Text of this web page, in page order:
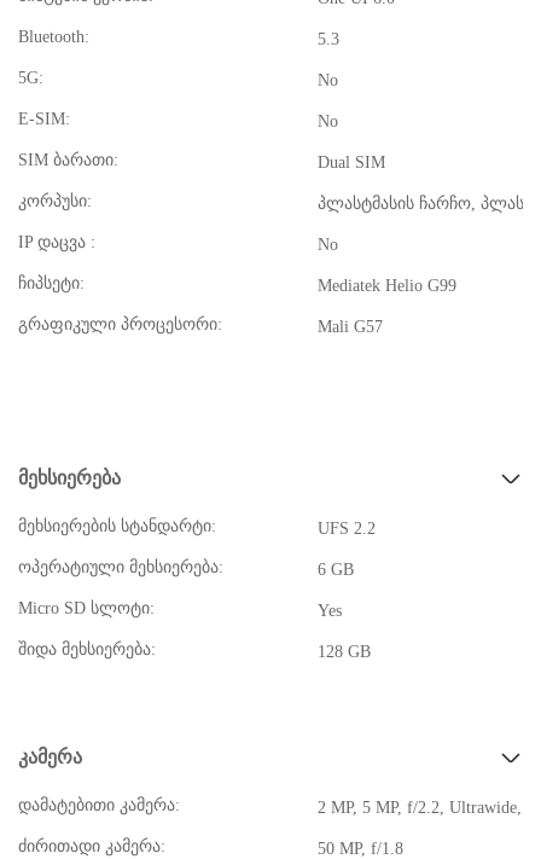
Bluetooth: 5.3
5G: No
E-SIM: No
SIM ბარათი: Dual SIM
კორპუსი: პლასტმასის ჩარჩო,
IP დაცვა : No
ჩიპსეტი: Mediatek Helio G99
გრაფიკული პროცესორი: Mali G57
მეხსიერება
მეხსიერების სტანდარტი: UFS 2.2
ოპერატიული მეხსიერება: 6 GB
Micro SD სლოტი: Yes
შიდა მეხსიერება: 128 GB
კამერა
დამატებითი კამერა: 2 MP, 5 MP, f/2.2, Ultrawide, f/
ძირითადი კამერა: 50 MP, f/1.8